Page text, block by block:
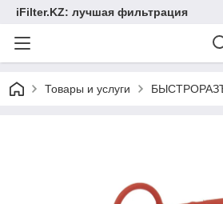
iFilter.KZ: лучшая фильтрация
Товары и услуги